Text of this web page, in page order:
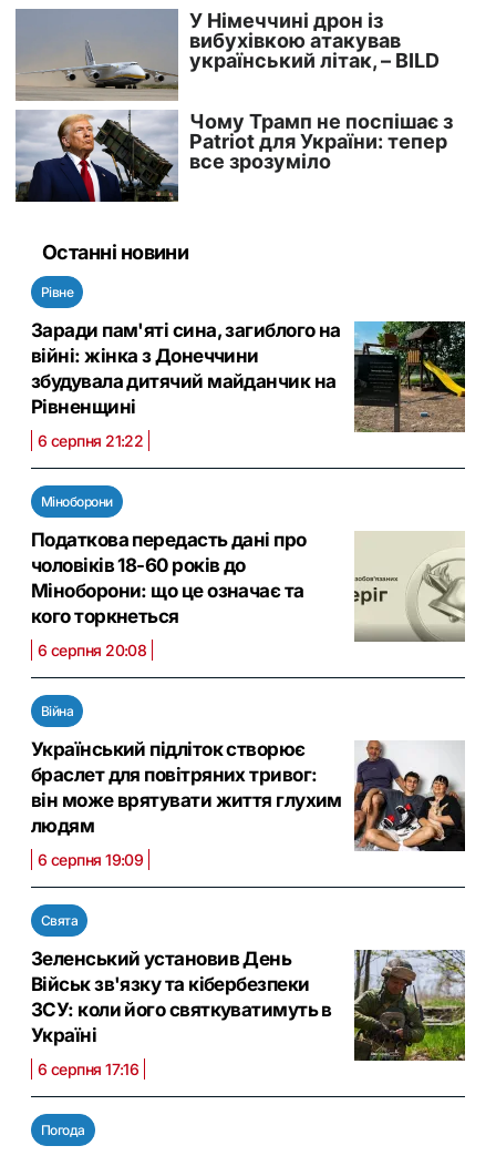
Останні новини
Рівне
Заради пам'яті сина, загиблого на
війні: жінка з Донеччини
збудувала дитячий майданчик на
Рівненщині
6 серпня 21:22
Міноборони
Податкова передасть дані про
чоловіків 18-60 років до
Міноборони: що це означає та
кого торкнеться
6 серпня 20:08
Війна
Український підліток створює
браслет для повітряних тривог:
він може врятувати життя глухим
людям
6 серпня 19:09
Свята
Зеленський установив День
Військ зв'язку та кібербезпеки
ЗСУ: коли його святкуватимуть в
Україні
6 серпня 17:16
Погода